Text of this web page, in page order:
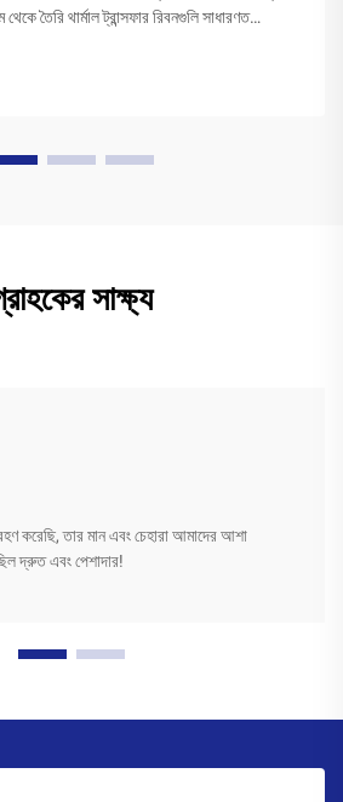
থেকে তৈরি থার্মাল ট্রান্সফার রিবনগুলি সাধারণত
সাক্ষ্য
করেছি, তার মান এবং চেহারা আমাদের আশা
দ্রুত এবং পেশাদার!